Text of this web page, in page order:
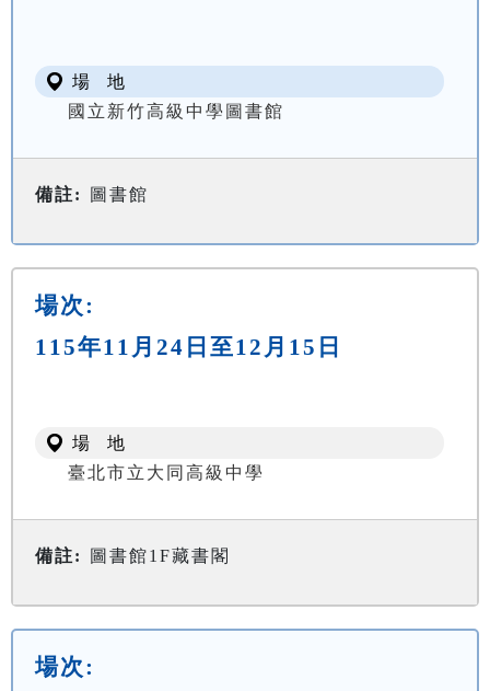
場 地
國立新竹高級中學圖書館
備註: 圖書館
場次:
115年11月24日至12月15日
場 地
臺北市立大同高級中學
備註: 圖書館1F藏書閣
場次: